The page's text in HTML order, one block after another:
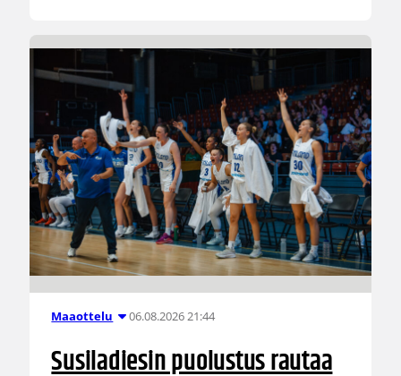
Maaottelu 06.08.2026 21:44
Susiladiesin puolustus rautaa